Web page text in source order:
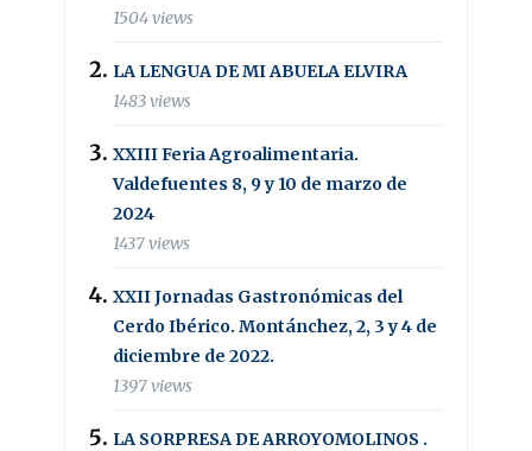
1504 views
LA LENGUA DE MI ABUELA ELVIRA
1483 views
XXIII Feria Agroalimentaria.
Valdefuentes 8, 9 y 10 de marzo de
2024
1437 views
XXII Jornadas Gastronómicas del
Cerdo Ibérico. Montánchez, 2, 3 y 4 de
diciembre de 2022.
1397 views
LA SORPRESA DE ARROYOMOLINOS .